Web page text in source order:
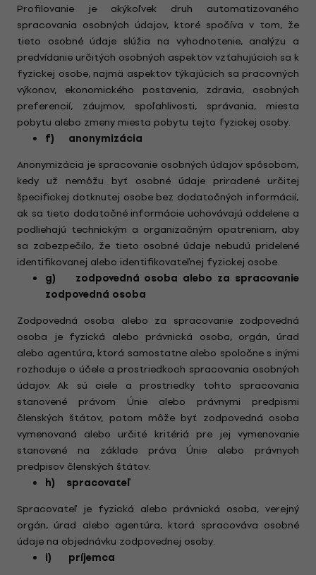
Profilovanie je akýkoľvek druh automatizovaného
spracovania osobných údajov, ktoré spočíva v tom, že
tieto osobné údaje slúžia na vyhodnotenie, analýzu a
predvídanie určitých osobných aspektov vzťahujúcich sa k
fyzickej osobe, najmä aspektov týkajúcich sa pracovných
výkonov, ekonomického postavenia, zdravia, osobných
preferencií, záujmov, spoľahlivosti, správania, miesta
pobytu alebo zmeny miesta pobytu tejto fyzickej osoby.
f) anonymizácia
Anonymizácia je spracovanie osobných údajov spôsobom,
kedy už nemôžu byť osobné údaje priradené určitej
špecifickej dotknutej osobe bez dodatočných informácií,
ak sa tieto dodatočné informácie uchovávajú oddelene a
podliehajú technickým a organizačným opatreniam, aby
sa zabezpečilo, že tieto osobné údaje nebudú pridelené
identifikovanej alebo identifikovateľnej fyzickej osobe.
g) zodpovedná osoba alebo za spracovanie
zodpovedná osoba
Zodpovedná osoba alebo za spracovanie zodpovedná
osoba je fyzická alebo právnická osoba, orgán, úrad
alebo agentúra, ktorá samostatne alebo spoločne s inými
rozhoduje o účele a prostriedkoch spracovania osobných
údajov. Ak sú ciele a prostriedky tohto spracovania
stanovené právom Únie alebo právnymi predpismi
členských štátov, potom môže byť zodpovedná osoba
vymenovaná alebo určité kritériá pre jej vymenovanie
stanovené na základe práva Únie alebo právnych
predpisov členských štátov.
h) spracovateľ
Spracovateľ je fyzická alebo právnická osoba, verejný
orgán, úrad alebo agentúra, ktorá spracováva osobné
údaje na objednávku zodpovednej osoby.
i) príjemca